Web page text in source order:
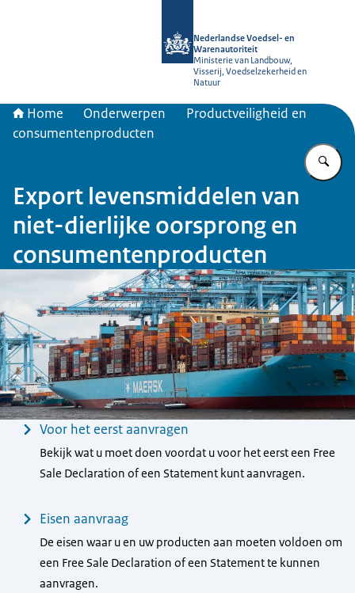
Nederlandse Voedsel- en
Warenautoriteit
Ministerie van Landbouw,
Visserij, Voedselzekerheid en
Natuur
Home Onderwerpen
Productveiligheid en
consumentenproducten
Export levensmiddelen van
niet-dierlijke oorsprong en
consumentenproducten
MenuVoor het eerst aanvragen
Bekijk wat u moet doen voordat u voor het eerst een Free
Sale Declaration of een Statement kunt aanvragen.
Eisen aanvraag
De eisen waar u en uw producten aan moeten voldoen om
een Free Sale Declaration of een Statement te kunnen
aanvragen.